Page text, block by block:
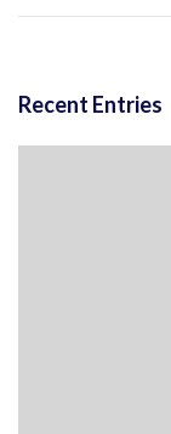
Recent Entries